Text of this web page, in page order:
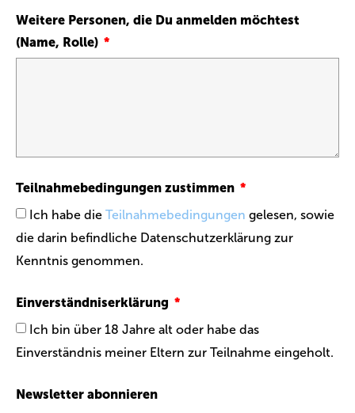
Weitere Personen, die Du anmelden möchtest
(Name, Rolle)
Teilnahmebedingungen zustimmen
Ich habe die Teilnahmebedingungen gelesen, sowie
die darin befindliche Datenschutzerklärung zur
Kenntnis genommen.
Einverständniserklärung
Ich bin über 18 Jahre alt oder habe das
Einverständnis meiner Eltern zur Teilnahme eingeholt.
Newsletter abonnieren